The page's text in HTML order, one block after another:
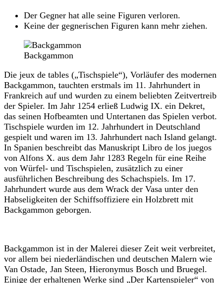
Der Gegner hat alle seine Figuren verloren.
Keine der gegnerischen Figuren kann mehr ziehen.
Backgammon
Die jeux de tables („Tischspiele“), Vorläufer des modernen
Backgammon, tauchten erstmals im 11. Jahrhundert in
Frankreich auf und wurden zu einem beliebten Zeitvertreib
der Spieler. Im Jahr 1254 erließ Ludwig IX. ein Dekret,
das seinen Hofbeamten und Untertanen das Spielen verbot.
Tischspiele wurden im 12. Jahrhundert in Deutschland
gespielt und waren im 13. Jahrhundert nach Island gelangt.
In Spanien beschreibt das Manuskript Libro de los juegos
von Alfons X. aus dem Jahr 1283 Regeln für eine Reihe
von Würfel- und Tischspielen, zusätzlich zu einer
ausführlichen Beschreibung des Schachspiels. Im 17.
Jahrhundert wurde aus dem Wrack der Vasa unter den
Habseligkeiten der Schiffsoffiziere ein Holzbrett mit
Backgammon geborgen.
Backgammon ist in der Malerei dieser Zeit weit verbreitet,
vor allem bei niederländischen und deutschen Malern wie
Van Ostade, Jan Steen, Hieronymus Bosch und Bruegel.
Einige der erhaltenen Werke sind „Der Kartenspieler“ von